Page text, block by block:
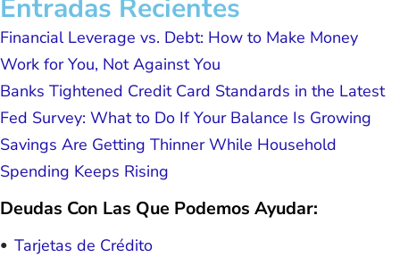
Entradas Recientes
Financial Leverage vs. Debt: How to Make Money
Work for You, Not Against You
Banks Tightened Credit Card Standards in the Latest
Fed Survey: What to Do If Your Balance Is Growing
Savings Are Getting Thinner While Household
Spending Keeps Rising
Deudas Con Las Que Podemos Ayudar:
Tarjetas de Crédito